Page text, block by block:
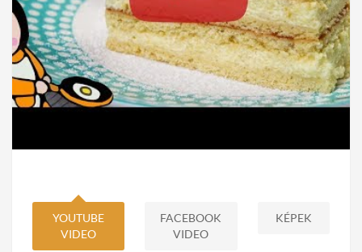
YOUTUBE
VIDEO
FACEBOOK
VIDEO
KÉPEK